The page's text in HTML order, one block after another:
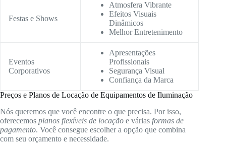
Festas e Shows
Atmosfera Vibrante
Efeitos Visuais
Dinâmicos
Melhor Entretenimento
Eventos
Corporativos
Apresentações
Profissionais
Segurança Visual
Confiança da Marca
Preços e Planos de Locação de Equipamentos de Iluminação
Nós queremos que você encontre o que precisa. Por isso,
oferecemos planos flexíveis de locação e várias formas de
pagamento. Você consegue escolher a opção que combina
com seu orçamento e necessidade.